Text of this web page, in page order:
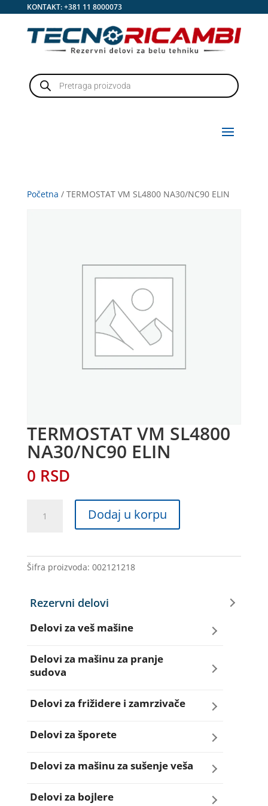
KONTAKT:+381 11 8000073
Products
search
Početna / TERMOSTAT VM SL4800 NA30/NC90 ELIN
TERMOSTAT VM SL4800
NA30/NC90 ELIN
0 RSD
ELIN
količina
Dodaj u korpu
Šifra proizvoda: 002121218
Rezervni delovi
Delovi za veš mašine
Amortizeri za veš mašinu
Delovi za mašinu za pranje
sudova
Creva za sudo mašine
Dihtunzi za sudo mašine
Elektroventili za sudo mašine
Filteri za sudo mašine
Delovi za frižidere i zamrzivače
Aqua filteri za frižidere
Dihtunzi za frižidere i zamrzivače
Elektronika za frižidere i zamrzivače
Delovi za šporete
Dihtunzi za šporete
Dugmad za šporete
Delovi za mašinu za sušenje veša
Dihtunzi mašine za sušenje veša
Delovi za bojlere